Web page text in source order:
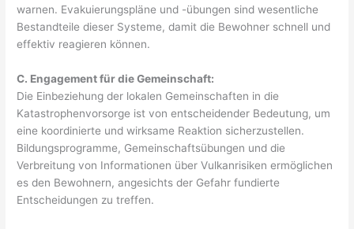
warnen. Evakuierungspläne und -übungen sind wesentliche
Bestandteile dieser Systeme, damit die Bewohner schnell und
effektiv reagieren können.
C. Engagement für die Gemeinschaft:
Die Einbeziehung der lokalen Gemeinschaften in die
Katastrophenvorsorge ist von entscheidender Bedeutung, um
eine koordinierte und wirksame Reaktion sicherzustellen.
Bildungsprogramme, Gemeinschaftsübungen und die
Verbreitung von Informationen über Vulkanrisiken ermöglichen
es den Bewohnern, angesichts der Gefahr fundierte
Entscheidungen zu treffen.